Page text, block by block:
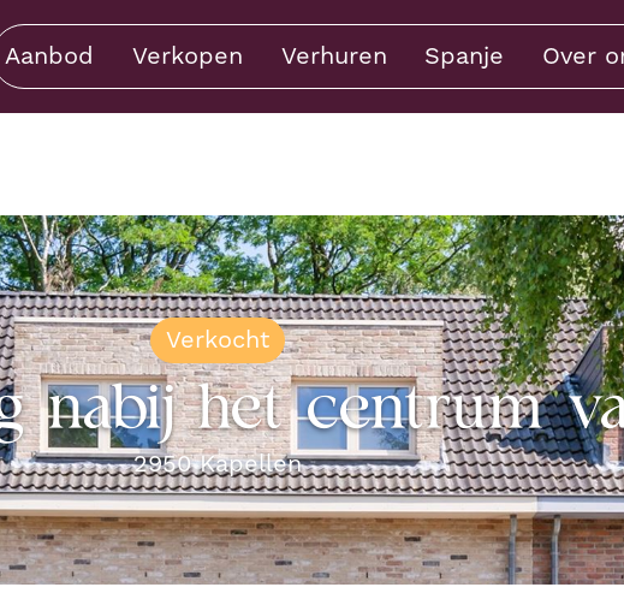
Aanbod Verkopen Verhuren Spanje Over
Verkocht
nabij het centrum
2950 Kapellen